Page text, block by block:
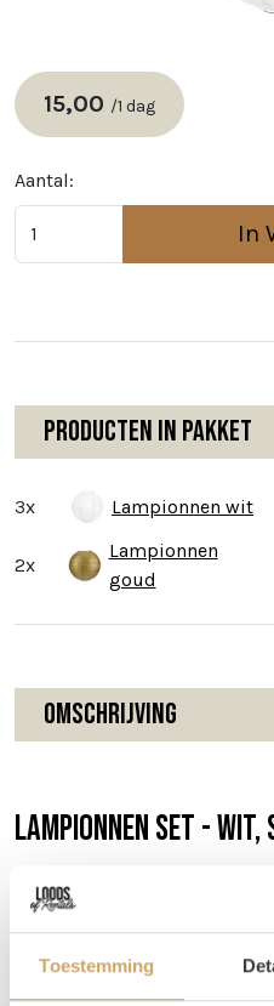
Toestemming
15,00 /1 dag
Aantal:
In
Producten in pakket
3x Lampionnen wit
2x
Lampionnen
goud
Omschrijving
Lampionnen set - wit,
voor extra gezelligheid. Met
lampionnen in de kleuren
Afmetingen